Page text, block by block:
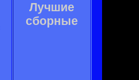
Лучшие
сборные